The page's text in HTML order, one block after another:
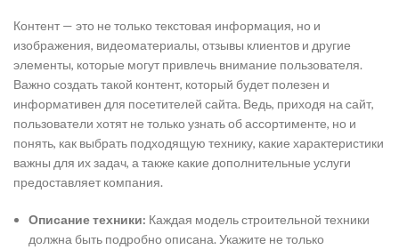
Контент — это не только текстовая информация, но и
изображения, видеоматериалы, отзывы клиентов и другие
элементы, которые могут привлечь внимание пользователя.
Важно создать такой контент, который будет полезен и
информативен для посетителей сайта. Ведь, приходя на сайт,
пользователи хотят не только узнать об ассортименте, но и
понять, как выбрать подходящую технику, какие характеристики
важны для их задач, а также какие дополнительные услуги
предоставляет компания.
Описание техники: Каждая модель строительной техники
должна быть подробно описана. Укажите не только